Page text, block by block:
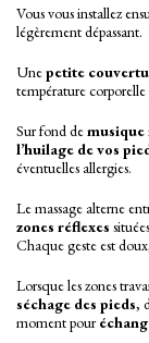
Vous vous installez
légèrement dépassant.
Unepetite
température corporelle
Sur fond demusique
l’huilage de vos
éventuelles allergies.
Le massage alterne
zones réflexes
Chaque geste est
Lorsque les zones
séchage des pieds,
moment pour